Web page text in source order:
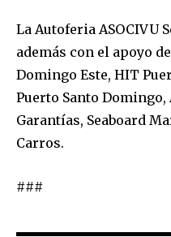
La Autoferia ASOCIVU
además con el apoyo
Domingo Este, HIT
Puerto Santo
Garantías, Seaboard
Carros.
###